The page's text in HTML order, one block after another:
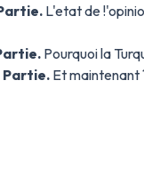
L'etat de
Pourquoi la
Et maintenant